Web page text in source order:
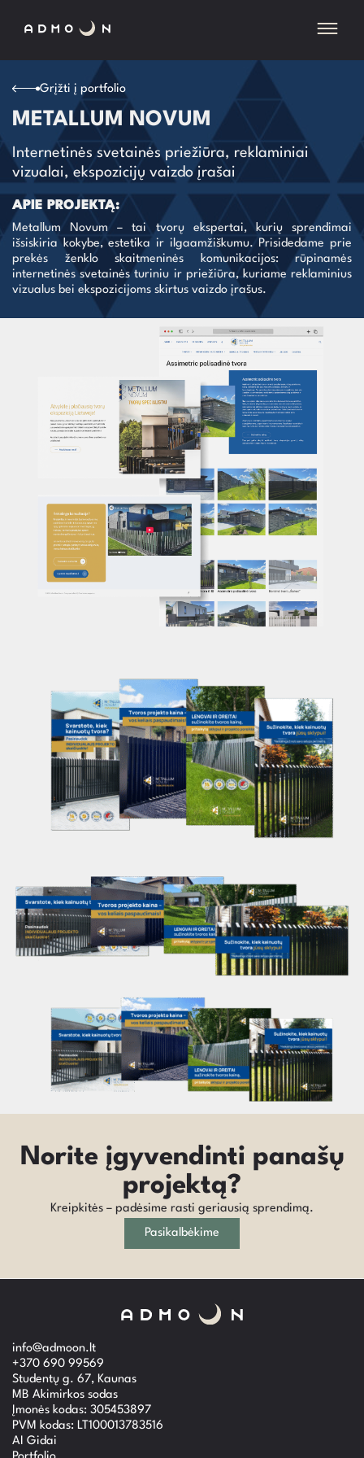
Grįžti į portfolio
METALLUM NOVUM
Internetinės svetainės priežiūra, reklaminiai
vizualai, ekspozicijų vaizdo įrašai
APIE PROJEKTĄ:
Metallum Novum – tai tvorų ekspertai, kurių sprendimai
išsiskiria kokybe, estetika ir ilgaamžiškumu. Prisidedame prie
prekės ženklo skaitmeninės komunikacijos: rūpinamės
internetinės svetainės turiniu ir priežiūra, kuriame reklaminius
vizualus bei ekspozicijoms skirtus vaizdo įrašus.
Norite įgyvendinti panašų
projektą?
Kreipkitės – padėsime rasti geriausią sprendimą.
Pasikalbėkime
info@admoon.lt
+370 690 99569
Studentų g. 67, Kaunas
MB Akimirkos sodas
Įmonės kodas: 305453897
PVM kodas: LT100013783516
AI Gidai